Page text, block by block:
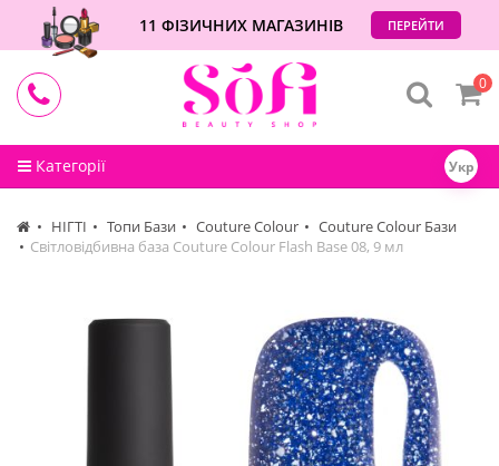
11 ФІЗИЧНИХ МАГАЗИНІВ ПЕРЕЙТИ
Категорії Укр
0
НІГТІ Топи Бази Couture Colour
Couture Colour Бази
Світловідбивна база Couture Colour Flash Base 08, 9 мл